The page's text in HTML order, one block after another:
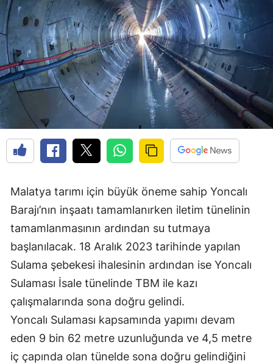
Malatya tarımı için büyük öneme sahip Yoncalı
Barajı’nın inşaatı tamamlanırken iletim tünelinin
tamamlanmasının ardından su tutmaya
başlanılacak. 18 Aralık 2023 tarihinde yapılan
Sulama şebekesi ihalesinin ardından ise Yoncalı
Sulaması İsale tünelinde TBM ile kazı
çalışmalarında sona doğru gelindi.
Yoncalı Sulaması kapsamında yapımı devam
eden 9 bin 62 metre uzunluğunda ve 4,5 metre
iç çapında olan tünelde sona doğru gelindiğini